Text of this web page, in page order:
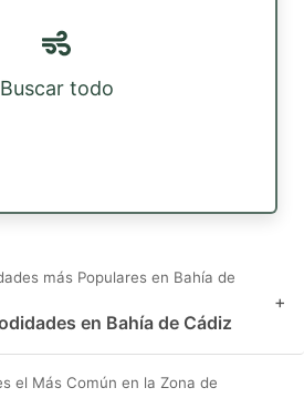
Buscar todo
más Populares en Bahía de
en Bahía de Cádiz
+
el Más Común en la Zona de